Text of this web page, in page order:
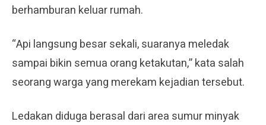
berhamburan keluar rumah.
“Api langsung besar sekali, suaranya meledak
sampai bikin semua orang ketakutan,” kata salah
seorang warga yang merekam kejadian tersebut.
Ledakan diduga berasal dari area sumur minyak